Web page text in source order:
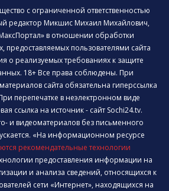
с ограниченной ответственностью
редактор Микшис Михаил Михайлович,
в отношении обработки
предоставляемых пользователями сайта
о реализуемых требованиях к защите
18+ Все права соблюдены. При
сайта обязательна гиперссылка
перепечатке в неэлектронном виде
ссылка на источник - сайт Sochi24.tv.
и видеоматериалов без письменного
«На информационном ресурсе
рекомендательные технологии
предоставления информации на
и анализа сведений, относящихся к
сети «Интернет», находящихся на